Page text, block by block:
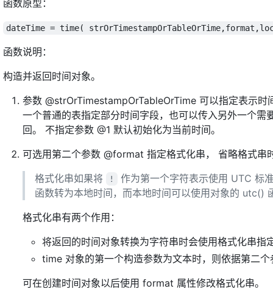
函数原型：
dateTime = time(
函数说明：
构造并返回时间对象。
参数 @strOrTimestampOrTableOrTime 可以指定表示
一个普通的表指定部分时间字段，也可以传入另外一个
回。 不指定参数 @1 默认初始化为当前时间。
可选用第二个参数 @format 指定格式化串， 省略格式串
格式化串如果将
!
作为第一个字符表示使用 UTC 标
函数转为本地时间，而本地时间可以使用对象的 utc()
格式化串有两个作用：
将返回的时间对象转换为字符串时会使用格式化串指
time 对象的第一个构造参数为文本时，则依据第二
可在创建时间对象以后使用 format 属性修改格式化串。